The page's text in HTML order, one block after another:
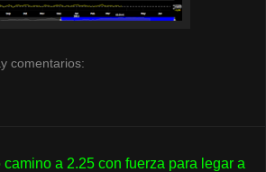
comentarios:
a 2.25 con fuerza para legar a